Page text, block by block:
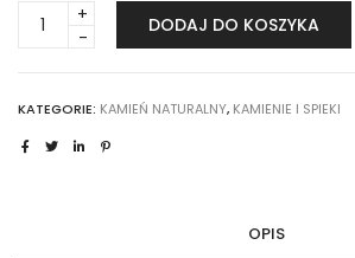
PŁYTA
GRANITOWA
CM
quantity
DODAJ DO KOSZYKA
KATEGORIE: KAMIEŃ NATURALNY, KAMIENIE I SPIEKI
OPIS